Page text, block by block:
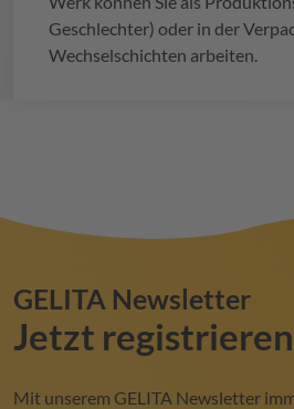
Geschlechter) oder in der
Wechselschichten arbeiten.
GELITA Newsletter
Jetzt registrieren
Mit unserem GELITA Newsletter